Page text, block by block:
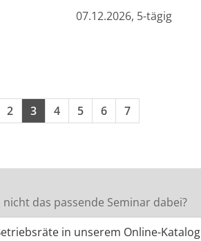
07.12.2026, 5-tägig
blättern
2 3 4 5 6 7
das passende Seminar dabei?
in unserem Online-Katalog